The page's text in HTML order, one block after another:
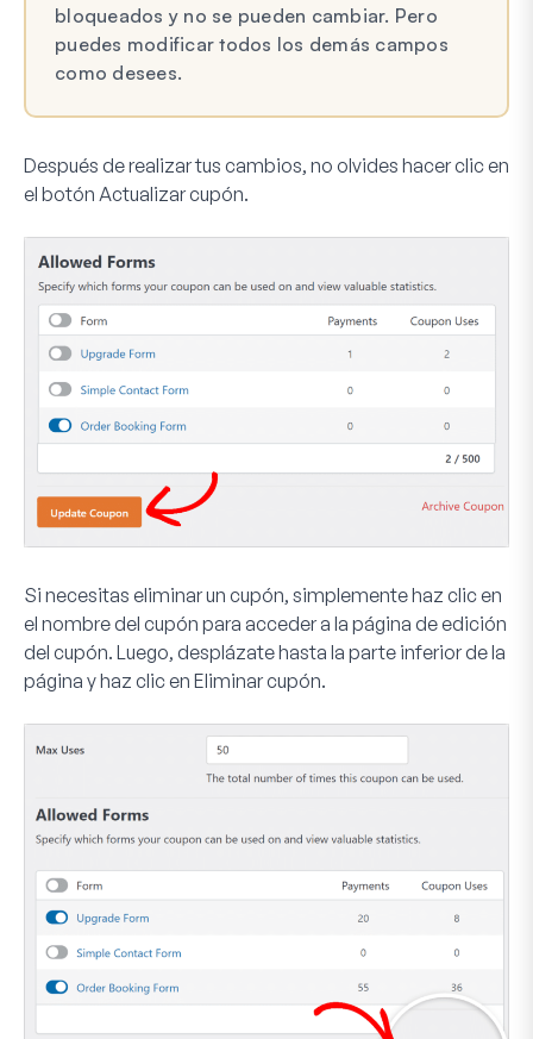
bloqueados y no se pueden cambiar. Pero
puedes modificar todos los demás campos
como desees.
Después de realizar tus cambios, no olvides hacer clic en
el botón Actualizar cupón.
Si necesitas eliminar un cupón, simplemente haz clic en
el nombre del cupón para acceder a la página de edición
del cupón. Luego, desplázate hasta la parte inferior de la
página y haz clic en Eliminar cupón.